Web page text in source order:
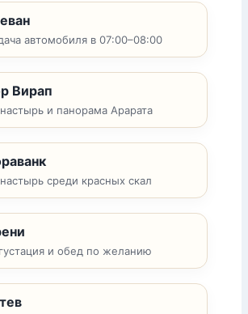
автомобиля в 07:00–08:00
Вирап
и панорама Арарата
среди красных скал
и обед по желанию